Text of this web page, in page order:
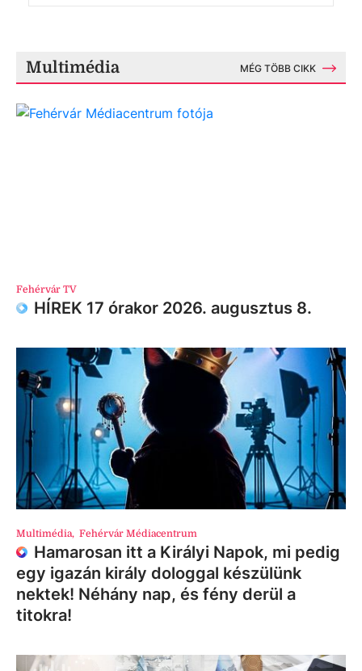
Multimédia MÉG TÖBB CIKK
Fehérvár TV
HÍREK 17 órakor 2026. augusztus 8.
Multimédia, Fehérvár Médiacentrum
Hamarosan itt a Királyi Napok, mi pedig
egy igazán király dologgal készülünk
nektek! Néhány nap, és fény derül a
titokra!